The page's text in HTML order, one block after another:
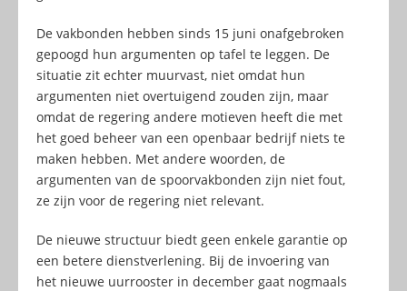
De vakbonden hebben sinds 15 juni onafgebroken
gepoogd hun argumenten op tafel te leggen. De
situatie zit echter muurvast, niet omdat hun
argumenten niet overtuigend zouden zijn, maar
omdat de regering andere motieven heeft die met
het goed beheer van een openbaar bedrijf niets te
maken hebben. Met andere woorden, de
argumenten van de spoorvakbonden zijn niet fout,
ze zijn voor de regering niet relevant.
De nieuwe structuur biedt geen enkele garantie op
een betere dienstverlening. Bij de invoering van
het nieuwe uurrooster in december gaat nogmaals